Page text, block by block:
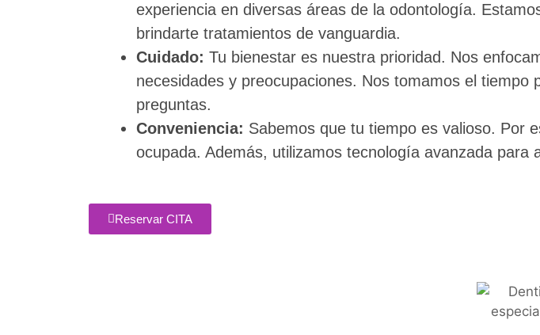
experiencia en diversas áreas de la odontología.
brindarte tratamientos de vanguardia.
Cuidado: Tu bienestar es nuestra prioridad. Nos
necesidades y preocupaciones. Nos tomamos el
preguntas.
Conveniencia: Sabemos que tu tiempo es valioso. Por
ocupada. Además, utilizamos tecnología avanzada
Reservar CITA